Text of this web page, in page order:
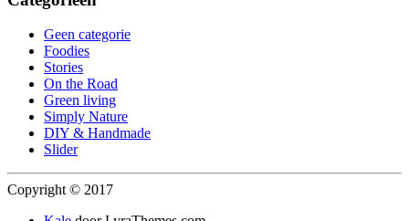
Geen categorie
Foodies
Stories
On the Road
Green living
Simply Nature
DIY & Handmade
Slider
Copyright © 2017